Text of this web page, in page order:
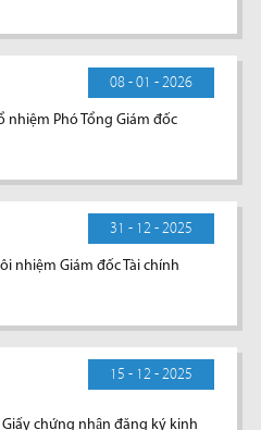
08 - 01 - 2026
nhiệm Phó Tổng Giám đốc
31 - 12 - 2025
nhiệm Giám đốc Tài chính
15 - 12 - 2025
chứng nhận đăng ký kinh